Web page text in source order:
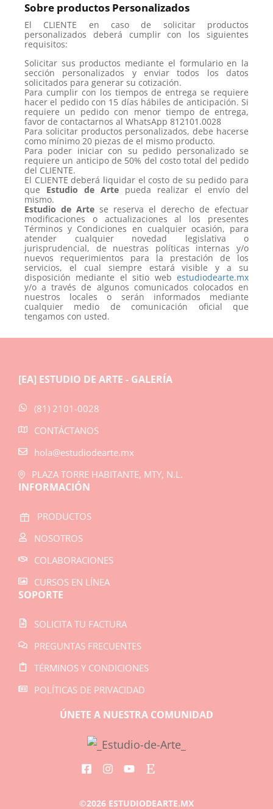
Sobre productos Personalizados
El CLIENTE en caso de solicitar productos
personalizados deberá cumplir con los siguientes
requisitos:
Solicitar sus productos mediante el formulario en la
sección personalizados y enviar todos los datos
solicitados para generar su cotización.
Para cumplir con los tiempos de entrega se requiere
hacer el pedido con 15 días hábiles de anticipación. Si
requiere un pedido con menor tiempo de entrega,
favor de contactarnos al WhatsApp 812101.0028
Para solicitar productos personalizados, debe hacerse
como mínimo 20 piezas de el mismo producto.
Para poder iniciar con su pedido personalizado se
requiere un anticipo de 50% del costo total del pedido
del CLIENTE.
El CLIENTE deberá liquidar el costo de su pedido para
que Estudio de Arte pueda realizar el envío del
mismo.
Estudio de Arte se reserva el derecho de efectuar
modificaciones o actualizaciones al los presentes
Términos y Condiciones en cualquier ocasión, para
atender cualquier novedad legislativa o
jurisprudencial, de nuestras políticas internas y/o
nuevos requerimientos para la prestación de los
servicios, el cual siempre estará visible y a su
disposición mediante el sitio web estudiodearte.mx
y/o a través de algunos comunicados colocados en
nuestros locales o serán informados mediante
cualquier medio de comunicación oficial que
tengamos con usted.
[EA] ESTUDIO DE ARTE - GALERÍA
(81) 2101-0028
CONTÁCTANOS
hola@estudiodearte.mx
PLAZA TORRE HABITANTE, MTY, N.L.
INFORMACIÓN
PRODUCTOS
NOSOTROS
COLABORACIONES
CURSOS EN LÍNEA
SOPORTE
SOLICITA TU FACTURA
PREGUNTAS FRECUENTES
TÉRMINOS Y CONDICIONES
POLÍTICAS DE PRIVACIDAD
ÚNETE A NUESTRA COMUNIDAD
©2026 ESTUDIODEARTE.MX